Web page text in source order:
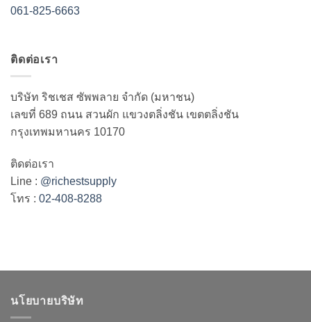
061-825-6663
ติดต่อเรา
บริษัท ริชเชส ซัพพลาย จำกัด (มหาชน)
เลขที่ 689 ถนน สวนผัก แขวงตลิ่งชัน เขตตลิ่งชัน
กรุงเทพมหานคร 10170
ติดต่อเรา
Line : @richestsupply
โทร : 02-408-8288
นโยบายบริษัท